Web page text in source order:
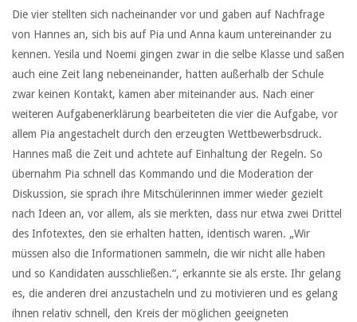
Die vier stellten sich nacheinander vor und gaben auf Nachfrage
von Hannes an, sich bis auf Pia und Anna kaum untereinander zu
kennen. Yesila und Noemi gingen zwar in die selbe Klasse und saßen
auch eine Zeit lang nebeneinander, hatten außerhalb der Schule
zwar keinen Kontakt, kamen aber miteinander aus. Nach einer
weiteren Aufgabenerklärung bearbeiteten die vier die Aufgabe, vor
allem Pia angestachelt durch den erzeugten Wettbewerbsdruck.
Hannes maß die Zeit und achtete auf Einhaltung der Regeln. So
übernahm Pia schnell das Kommando und die Moderation der
Diskussion, sie sprach ihre Mitschülerinnen immer wieder gezielt
nach Ideen an, vor allem, als sie merkten, dass nur etwa zwei Drittel
des Infotextes, den sie erhalten hatten, identisch waren. „Wir
müssen also die Informationen sammeln, die wir nicht alle haben
und so Kandidaten ausschließen.“, erkannte sie als erste. Ihr gelang
es, die anderen drei anzustacheln und zu motivieren und es gelang
ihnen relativ schnell, den Kreis der möglichen geeigneten